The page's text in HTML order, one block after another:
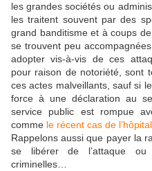
les grandes sociétés ou
les traitent souvent par des
grand banditisme et à coups
se trouvent peu
adopter vis-à-vis de ces
pour raison de notoriété, sont
ces actes malveillants, sauf si
force à une déclaration au
service public est rompue
comme le récent cas de
Rappelons aussi que payer la
se libérer de l’attaque ou
criminelles…